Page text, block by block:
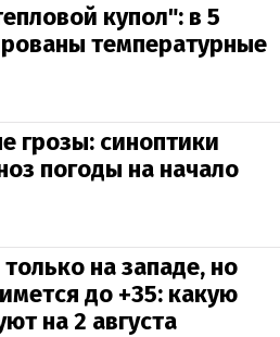
купол": в 5
температурные
грозы: синоптики
погоды на начало
на западе, но
до +35: какую
на 2 августа